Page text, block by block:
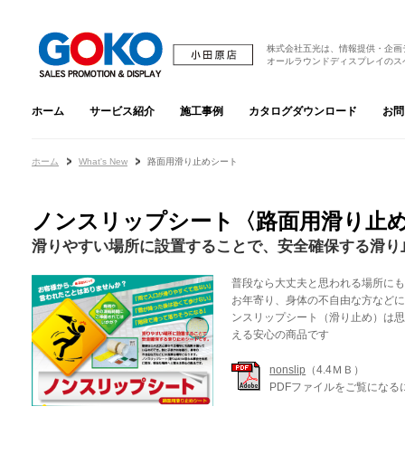
株式会社五光は、情報提供・企
オールラウンドディスプレイの
ホーム サービス紹介 施工事例 カタログダウンロード お
ホーム What's New 路面用滑り止めシート
ノンスリップシート〈路面用滑り止
滑りやすい場所に設置することで、安全確保する滑
普段なら大丈夫と思われる場所に
お年寄り、身体の不自由な方など
ンスリップシート（滑り止め）は
える安心の商品です
nonslip （4.4ＭＢ）
PDFファイルをご覧になる